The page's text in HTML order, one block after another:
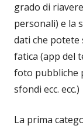
grado di
personali) e la
dati che potete
fatica (app del
foto pubbliche
sfondi ecc. ecc.)
La prima